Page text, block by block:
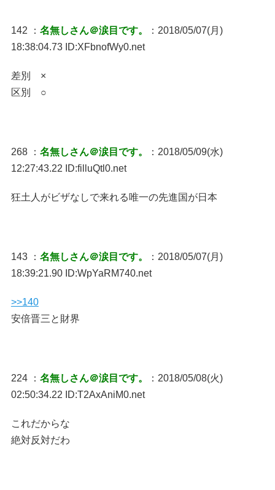
142 ： 名無しさん＠涙目です。
：2018/05/07(月)
18:38:04.73 ID:XFbnofWy0.net
差別 ×
区別 ○
268 ： 名無しさん＠涙目です。
：2018/05/09(水)
12:27:43.22 ID:filluQtl0.net
狂土人がビザなしで来れる唯一の先進国が日本
143 ： 名無しさん＠涙目です。
：2018/05/07(月)
18:39:21.90 ID:WpYaRM740.net
>>140
安倍晋三と財界
224 ： 名無しさん＠涙目です。
：2018/05/08(火)
02:50:34.22 ID:T2AxAniM0.net
これだからな
絶対反対だわ